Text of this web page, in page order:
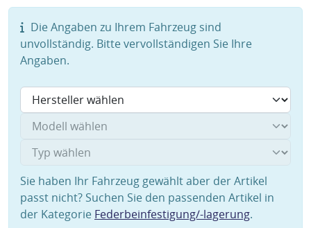
Die Angaben zu Ihrem Fahrzeug sind
unvollständig. Bitte vervollständigen Sie Ihre
Angaben.
Sie haben Ihr Fahrzeug gewählt aber der Artikel
passt nicht? Suchen Sie den passenden Artikel in
der Kategorie Federbeinfestigung/-lagerung.